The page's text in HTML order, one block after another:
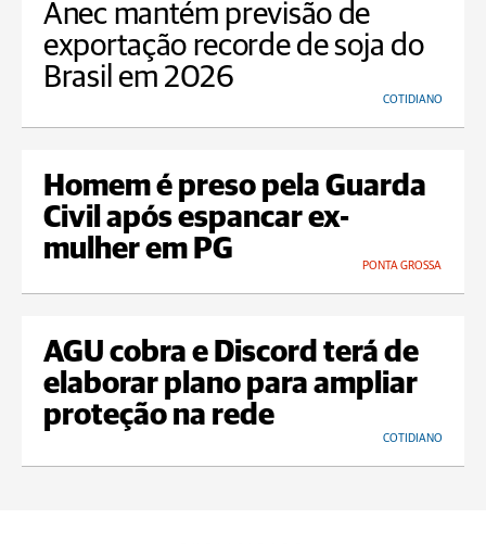
Anec mantém previsão de
exportação recorde de soja do
Brasil em 2026
COTIDIANO
Homem é preso pela Guarda
Civil após espancar ex-
mulher em PG
PONTA GROSSA
AGU cobra e Discord terá de
elaborar plano para ampliar
proteção na rede
COTIDIANO